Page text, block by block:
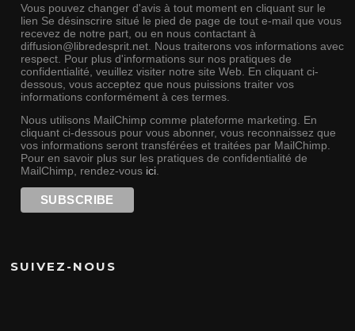
Vous pouvez changer d'avis à tout moment en cliquant sur le
lien Se désinscrire situé le pied de page de tout e-mail que vous
recevez de notre part, ou en nous contactant à
diffusion@libredesprit.net. Nous traiterons vos informations avec
respect. Pour plus d'informations sur nos pratiques de
confidentialité, veuillez visiter notre site Web. En cliquant ci-
dessous, vous acceptez que nous puissions traiter vos
informations conformément à ces termes.
Nous utilisons MailChimp comme plateforme marketing. En
cliquant ci-dessous pour vous abonner, vous reconnaissez que
vos informations seront transférées et traitées par MailChimp.
Pour en savoir plus sur les pratiques de confidentialité de
MailChimp, rendez-vous ici.
SUIVEZ-NOUS